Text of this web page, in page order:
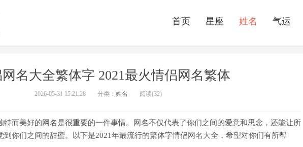
首页 星座 姓名 气运
名大全繁体字 2021最火情侣网名繁体
2026-05-31 15:21:28 分类： 姓名 阅读(32)
特而美好的网名是很重要的一件事情。网名不仅代表了你们之间的爱意和思念，还能让所
到你们之间的甜蜜。以下是2021年最流行的繁体字情侣网名大全，希望对你们有所帮